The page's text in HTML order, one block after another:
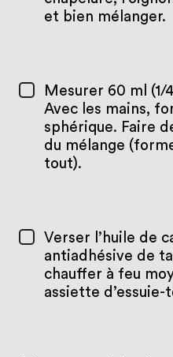
et bien mélanger.
Mesurer 60 ml (1/
Avec les mains,
sphérique. Faire
du mélange
tout).
Verser l’huile de
antiadhésive de
chauffer à feu
assiette d’essuie-